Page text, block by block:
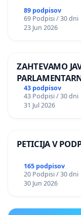
89 podpisov
69 Podpisi / 30 dni
23 Jun 2026
ZAHTEVAMO
ILEGALNI
43 podpisov
43 Podpisi / 30 dni
31 Jul 2026
PETICIJA V
165 podpisov
20 Podpisi / 30 dni
30 Jun 2026